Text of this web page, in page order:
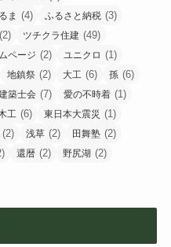
ま (4) ふるさと納税 (3)
(2) ツチクラ住建 (49)
ページ (2) ユニクロ (1)
地鎮祭 (2) 大工 (6) 孫 (6)
築士会 (7) 愛の不時着 (1)
工 (6) 東日本大震災 (1)
(2) 浅草 (2) 田舞塾 (2)
還暦 (2) 野尻湖 (2)